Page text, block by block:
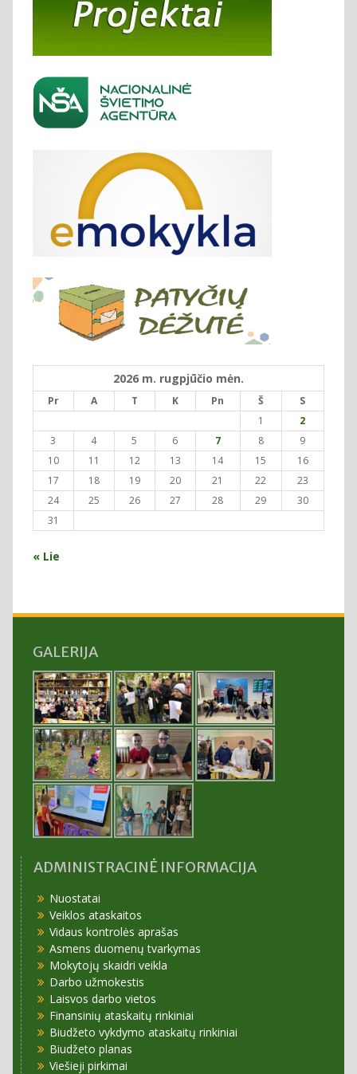
2026 m. rugpjūčio mėn.
Pr A T K Pn Š
S
1
2
3
4 5 6 7 8
9
10
11 12 13 14 15
16
17
18 19 20 21 22
23
24
25 26 27 28 29
30
31
« Lie
GALERIJA
ADMINISTRACINĖ INFORMACIJA
Nuostatai
Veiklos ataskaitos
Vidaus kontrolės aprašas
Asmens duomenų tvarkymas
Mokytojų skaidri veikla
Darbo užmokestis
Laisvos darbo vietos
Finansinių ataskaitų rinkiniai
Biudžeto vykdymo ataskaitų rinkiniai
Biudžeto planas
Viešieji pirkimai